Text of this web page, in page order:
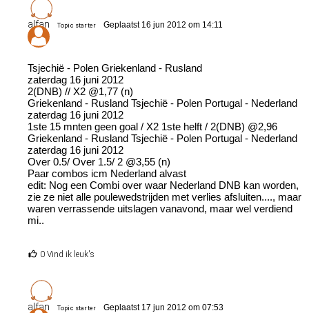
alfan Topic starter Geplaatst 16 jun 2012 om 14:11
Tsjechië - Polen Griekenland - Rusland
zaterdag 16 juni 2012
2(DNB) // X2 @1,77 (n)
Griekenland - Rusland Tsjechië - Polen Portugal - Nederland
zaterdag 16 juni 2012
1ste 15 mnten geen goal / X2 1ste helft / 2(DNB) @2,96
Griekenland - Rusland Tsjechië - Polen Portugal - Nederland
zaterdag 16 juni 2012
Over 0.5/ Over 1.5/ 2 @3,55 (n)
Paar combos icm Nederland alvast
edit: Nog een Combi over waar Nederland DNB kan worden,
zie ze niet alle poulewedstrijden met verlies afsluiten...., maar
waren verrassende uitslagen vanavond, maar wel verdiend
mi..
0 Vind ik leuk's
alfan Topic starter Geplaatst 17 jun 2012 om 07:53